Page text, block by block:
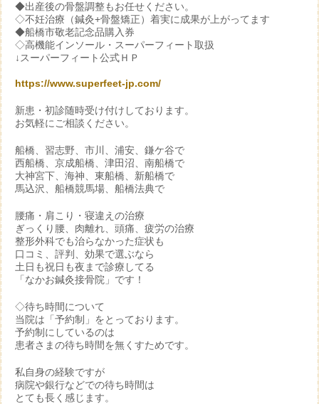
◆出産後の骨盤調整もお任せください。
◇不妊治療（鍼灸+骨盤矯正）着実に成果が上がってます
◆船橋市敬老記念品購入券
◇高機能インソール・スーパーフィート取扱
↓スーパーフィート公式ＨＰ
https://www.superfeet-jp.com/
新患・初診随時受け付けしております。
お気軽にご相談ください。
船橋、習志野、市川、浦安、鎌ケ谷で
西船橋、京成船橋、津田沼、南船橋で
大神宮下、海神、東船橋、新船橋で
馬込沢、船橋競馬場、船橋法典で
腰痛・肩こり・寝違えの治療
ぎっくり腰、肉離れ、頭痛、疲労の治療
整形外科でも治らなかった症状も
口コミ、評判、効果で選ぶなら
土日も祝日も夜まで診療してる
「なかお鍼灸接骨院」です！
◇待ち時間について
当院は「予約制」をとっております。
予約制にしているのは
患者さまの待ち時間を無くすためです。
私自身の経験ですが
病院や銀行などでの待ち時間は
とても長く感じます。